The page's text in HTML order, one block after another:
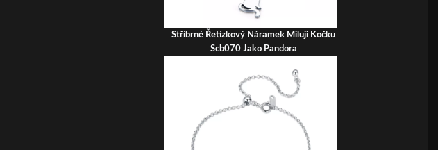
Stříbrné Řetízkový Náramek Miluji Kočku
Scb070 Jako Pandora